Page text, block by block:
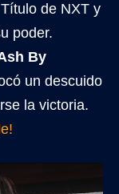
de NXT y
poder.
By
un descuido
la victoria.